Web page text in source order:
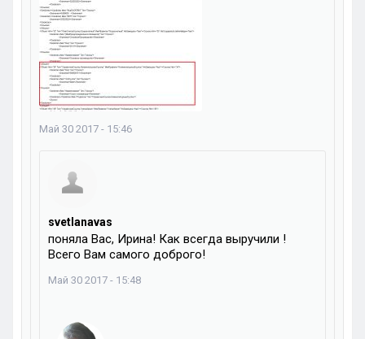
Май 30 2017 - 15:46
svetlanavas
поняла Вас, Ирина! Как всегда выручили !
Всего Вам самого доброго!
Май 30 2017 - 15:48